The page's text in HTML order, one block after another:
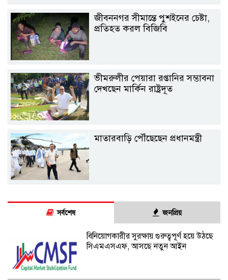
জীবননগর সীমান্তে পুশইনের চেষ্টা,
প্রতিহত করল বিজিবি
ভীমরুলীর পেয়ারা রপ্তানির সম্ভাবনা
দেখছেন মার্কিন রাষ্ট্রদূত
মাতারবাড়ি পৌঁছেছেন প্রধানমন্ত্রী
সর্বশেষ জনপ্রিয়
বিনিয়োগকারীর সুরক্ষায় গুরুত্বপূর্ণ হয়ে উঠছে
সিএমএসএফ, আসছে নতুন আইন